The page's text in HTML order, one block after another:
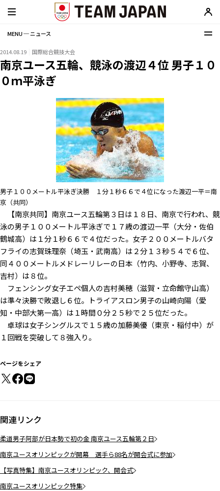
MENU ─ ニュース
2014.08.19 国際総合競技大会
南京ユース五輪、競泳の渡辺４位 男子１０
０ｍ平泳ぎ
男子１００メートル平泳ぎ決勝 １分１秒６６で４位になった渡辺一平＝南
京（共同）
【南京共同】南京ユース五輪第３日は１８日、南京で行われ、競
泳の男子１００メートル平泳ぎで１７歳の渡辺一平（大分・佐伯
鶴城高）は１分１秒６６で４位だった。女子２００メートルバタ
フライの志賀珠理奈（埼玉・武南高）は２分１３秒５４で６位、
同４００メートルメドレーリレーの日本（竹内、小野寺、志賀、
吉村）は８位。
フェンシング女子エペ個人の吉村美穂（滋賀・立命館守山高）
は準々決勝で敗退し６位。トライアスロン男子の山崎向陽（愛
知・中部大第一高）は１時間０分２５秒で２５位だった。
卓球は女子シングルスで１５歳の加藤美優（東京・稲付中）が
１回戦を突破して８強入り。
ページをシェア
関連リンク
柔道男子阿部が日本勢で初の金 南京ユース五輪第２日
南京ユースオリンピックが開幕 選手ら88名が開会式に参加
【写真特集】南京ユースオリンピック、開会式
南京ユースオリンピック特集